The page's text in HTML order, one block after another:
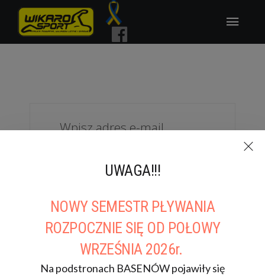
Wpisz adres e-mail
kontem użytkownika.
zostanie wysłana na
podany adres e-mail.
UWAGA!!!
NOWY SEMESTR PŁYWANIA
ROZPOCZNIE SIĘ OD POŁOWY
WRZEŚNIA 2026r.
Na podstronach BASENÓW pojawiły się